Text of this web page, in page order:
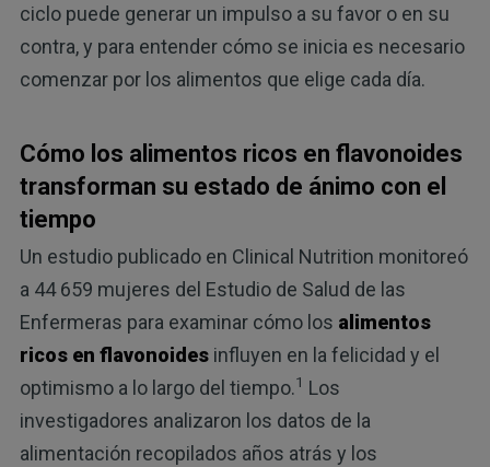
ciclo puede generar un impulso a su favor o en su
contra, y para entender cómo se inicia es necesario
comenzar por los alimentos que elige cada día.
Cómo los alimentos ricos en flavonoides
transforman su estado de ánimo con el
tiempo
Un estudio publicado en Clinical Nutrition monitoreó
a 44 659 mujeres del Estudio de Salud de las
Enfermeras para examinar cómo los alimentos
ricos en flavonoidesinfluyen en la felicidad y el
optimismo a lo largo del tiempo.1 Los
investigadores analizaron los datos de la
alimentación recopilados años atrás y los